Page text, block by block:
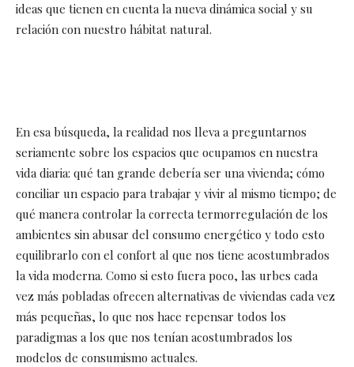
ideas que tienen en cuenta la nueva dinámica social y su
relación con nuestro hábitat natural.
En esa búsqueda, la realidad nos lleva a preguntarnos
seriamente sobre los espacios que ocupamos en nuestra
vida diaria: qué tan grande debería ser una vivienda; cómo
conciliar un espacio para trabajar y vivir al mismo tiempo; de
qué manera controlar la correcta termorregulación de los
ambientes sin abusar del consumo energético y todo esto
equilibrarlo con el confort al que nos tiene acostumbrados
la vida moderna. Como si esto fuera poco, las urbes cada
vez más pobladas ofrecen alternativas de viviendas cada vez
más pequeñas, lo que nos hace repensar todos los
paradigmas a los que nos tenían acostumbrados los
modelos de consumismo actuales.